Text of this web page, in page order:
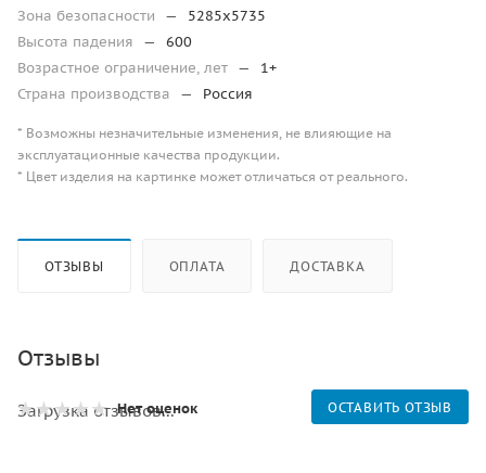
Зона безопасности
—
5285х5735
Высота падения
—
600
Возрастное ограничение, лет —
1+
Страна производства
— Россия
* Возможны незначительные изменения, не влияющие на
эксплуатационные качества продукции.
* Цвет изделия на картинке может отличаться от реального.
ОТЗЫВЫ ОПЛАТА ДОСТАВКА
Отзывы
Нет оценок ОСТАВИТЬ ОТЗЫВ
Загрузка отзывов...